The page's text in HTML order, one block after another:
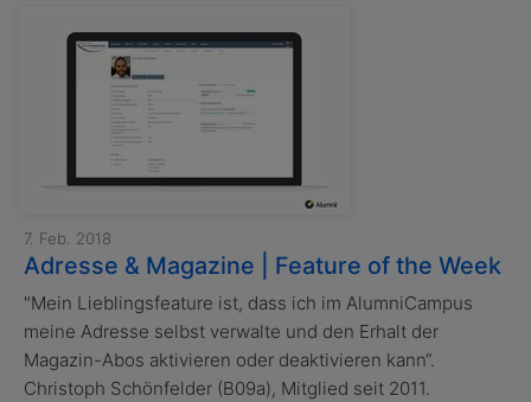
7. Feb. 2018
Adresse & Magazine | Feature of the Week
"Mein Lieblingsfeature ist, dass ich im AlumniCampus
meine Adresse selbst verwalte und den Erhalt der
Magazin-Abos aktivieren oder deaktivieren kann“.
Christoph Schönfelder (B09a), Mitglied seit 2011.